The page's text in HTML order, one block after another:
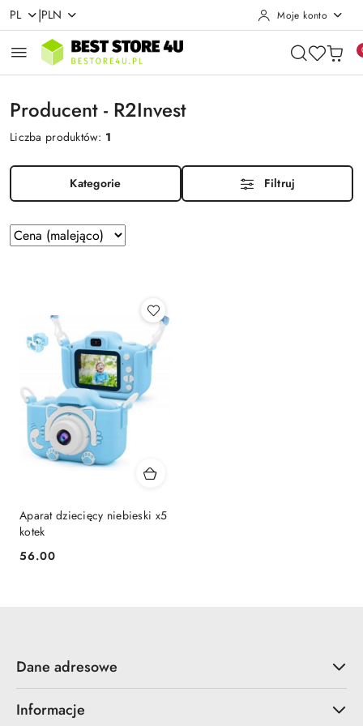
Przejdź do treści głównej
Przejdź do wyszukiwarki
Przejdź do moje konto
Przejdź do menu głównego
Przejdź do stopki
PL |PLN Moje konto
Producent - R2Invest
Liczba produktów: 1
Kategorie Filtruj
Zastosowano
sortowanie:
Sortuj
według
Aparat dziecięcy niebieski x5
kotek
Cena:
56.00
Dane adresowe
Informacje